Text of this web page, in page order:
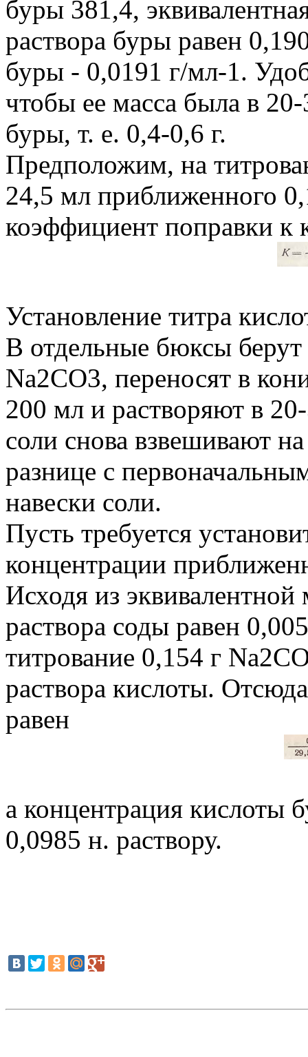
буры 381,4,
раствора буры равен
буры - 0,0191 г/мл-1.
чтобы ее масса была в
буры, т. е. 0,4-0,6 г.
Предположим, на
24,5 мл приближенного
коэффициент поправки к
Установление титра
В отдельные бюксы
Na2CO3, переносят в
200 мл и растворяют в
соли снова взвешивают
разнице с
навески соли.
Пусть требуется
концентрации
Исходя из
раствора соды равен
титрование 0,154 г
раствора кислоты.
равен
а концентрация кислоты
0,0985 н. раствору.